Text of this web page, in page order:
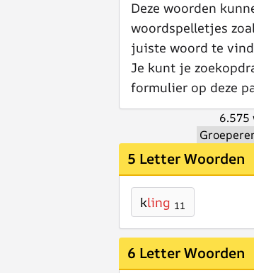
Deze woorden
woordspelletjes
juiste woord te
Je kunt je
formulier op deze
6.575
5 Letter Woorden
kling 11
6 Letter Woorden